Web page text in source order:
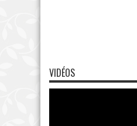
VIDÉOS